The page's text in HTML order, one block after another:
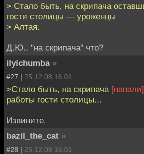
> Стало быть, на скрипача
гости столицы — уроженцы
> Алтая.
Д.Ю., "на скрипача" что?
ilyichumba »
#27 | 25.12.08 16:01
>Стало быть, на скрипача [напали]
работы гости столицы...
Извините.
bazil_the_cat »
#28 | 25.12.08 16:01